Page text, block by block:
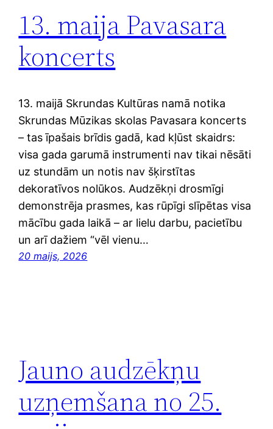
13. maija Pavasara
koncerts
13. maijā Skrundas Kultūras namā notika
Skrundas Mūzikas skolas Pavasara koncerts
– tas īpašais brīdis gadā, kad kļūst skaidrs:
visa gada garumā instrumenti nav tikai nēsāti
uz stundām un notis nav šķirstītas
dekoratīvos nolūkos. Audzēkņi drosmīgi
demonstrēja prasmes, kas rūpīgi slīpētas visa
mācību gada laikā – ar lielu darbu, pacietību
un arī dažiem “vēl vienu…
20 maijs, 2026
Jauno audzēkņu
uzņemšana no 25.